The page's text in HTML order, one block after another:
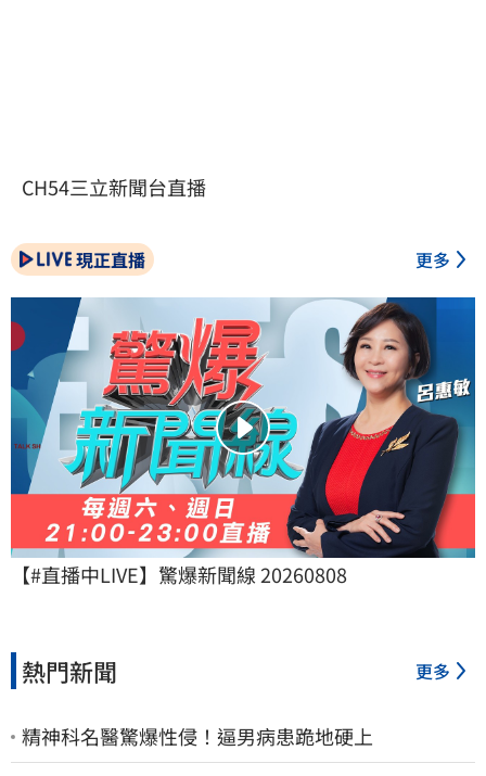
CH54三立新聞台直播
現正直播 更多
【#直播中LIVE】驚爆新聞線 20260808
熱門新聞 更多
精神科名醫驚爆性侵！逼男病患跪地硬上